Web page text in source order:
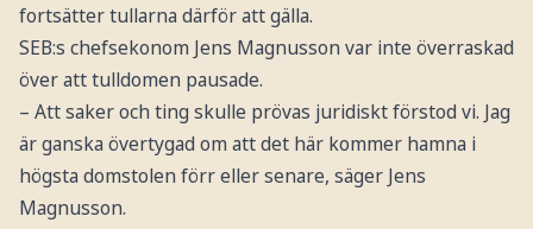
fortsätter tullarna därför att gälla.
SEB:s chefsekonom Jens Magnusson var inte överraskad
över att tulldomen pausade.
– Att saker och ting skulle prövas juridiskt förstod vi. Jag
är ganska övertygad om att det här kommer hamna i
högsta domstolen förr eller senare, säger Jens
Magnusson.